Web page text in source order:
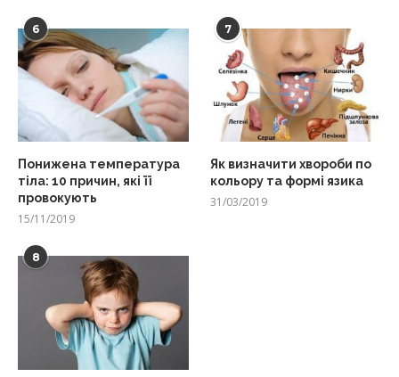
6
Понижена температура
тіла: 10 причин, які її
провокують
15/11/2019
7
Як визначити хвороби по
кольору та формі язика
31/03/2019
8